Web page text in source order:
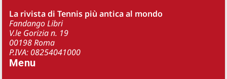
La rivista di Tennis più antica al mondo
Fandango Libri
V.le Gorizia n. 19
00198 Roma
P.IVA: 08254041000
Menu